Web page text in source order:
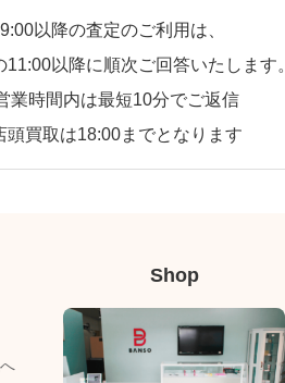
以降の査定のご利用は、
11:00以降に順次ご回答いたします
業時間内は最短10分でご返信
買取は18:00までとなります
Shop